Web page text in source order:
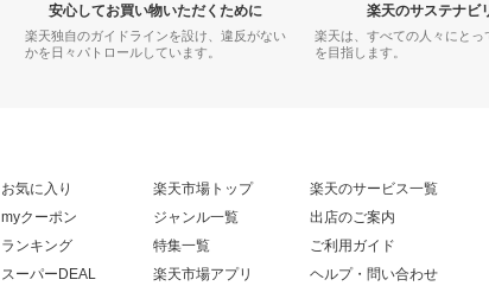
安心してお買い物いただくために
楽天独自のガイドラインを設け、違反がない
かを日々パトロールしています。
楽天のサステナビ
楽天は、すべての人々にとっ
を目指します。
お気に入り
myクーポン
ランキング
スーパーDEAL
楽天市場トップ
ジャンル一覧
特集一覧
楽天市場アプリ
楽天のサービス一覧
出店のご案内
ご利用ガイド
ヘルプ・問い合わせ